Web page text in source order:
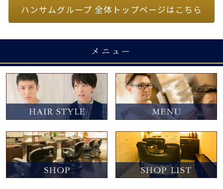
ハンサムグループ 全体トップページはこちら
メニュー